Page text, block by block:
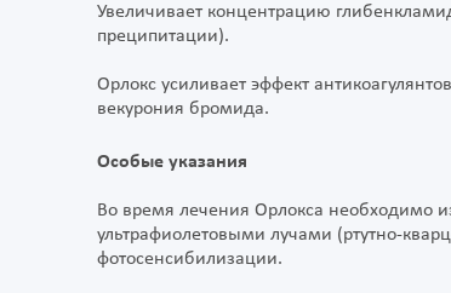
Увеличивает концентрацию
преципитации).
Орлокс усиливает эффект
векурония бромида.
Особые указания
Во время лечения Орлокса необходимо
ультрафиолетовыми лучами (ртутно-
фотосенсибилизации.